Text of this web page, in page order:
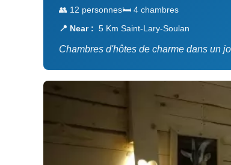
👥 12 personnes🛏️ 4 chambres
📍 Near : 5 Km Saint-Lary-Soulan
Chambres d'hôtes de charme dans un